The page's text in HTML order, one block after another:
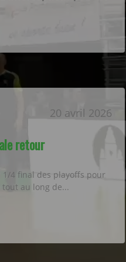
20 avril 2026
retour
4 final des playoffs pour
au long de...